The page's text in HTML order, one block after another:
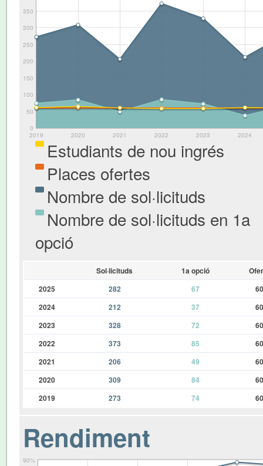
2019 2020 2021 2022 2023 2024
0
50
100
150
200
250
300
350
Estudiants de nou ingrés
Places ofertes
Nombre de sol·licituds
Nombre de sol·licituds en 1a
opció
Sol·licituds 1a opció
2025
282 67
60
2024
212 37
60
2023
328 72
60
2022
373 85
60
2021
206 49
60
2020
309 84
60
2019
273 74 60
Rendiment
90%